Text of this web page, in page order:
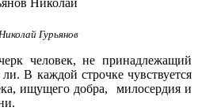
Гурьянов
человек, не принадлежащий
В каждой строчке чувствуется
ищущего добра, милосердия и